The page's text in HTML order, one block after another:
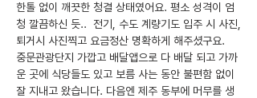
한톨 없이 깨끗한 청결 상태였어요. 평소 성격이 엄
청 깔끔하신 듯..  전기, 수도 계량기도 입주 시 사진,
퇴거시 사진찍고 요금정산 명확하게 해주셨구요.
중문관광단지 가깝고 배달앱으로 다 배달 되고 가까
운 곳에 식당들도 있고 보름 사는 동안 불편함 없이
잘 지내고 왔습니다. 다음엔 제주 동부에 머무를 생